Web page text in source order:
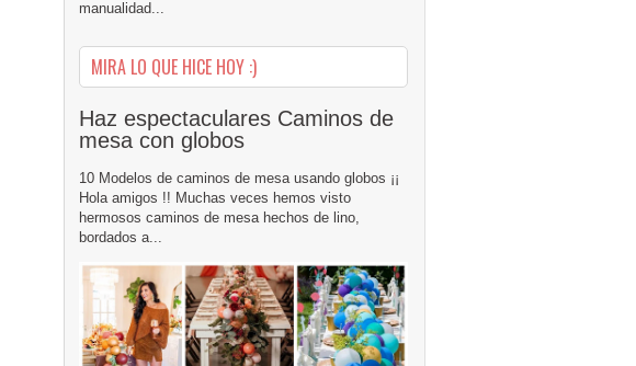
manualidad...
MIRA LO QUE HICE HOY :)
Haz espectaculares Caminos de
mesa con globos
10 Modelos de caminos de mesa usando globos ¡¡
Hola amigos !! Muchas veces hemos visto
hermosos caminos de mesa hechos de lino,
bordados a...